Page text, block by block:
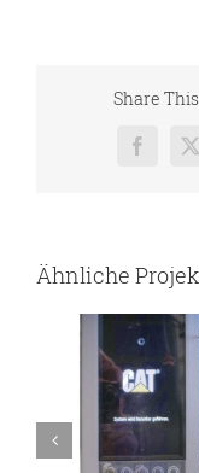
Share
Facebook
X
Ähnliche